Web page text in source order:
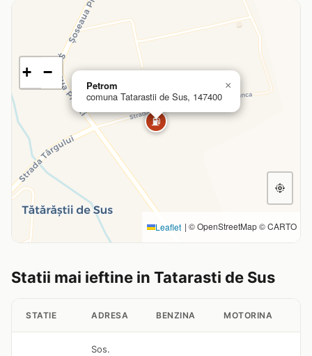
⛽
Petrom
comuna Tatarastii de Sus, 147400
×
+ −
Leaflet | © OpenStreetMap © CARTO
Statii mai ieftine in Tatarasti de Sus
STATIE ADRESA BENZINA MOTORINA
Sos.